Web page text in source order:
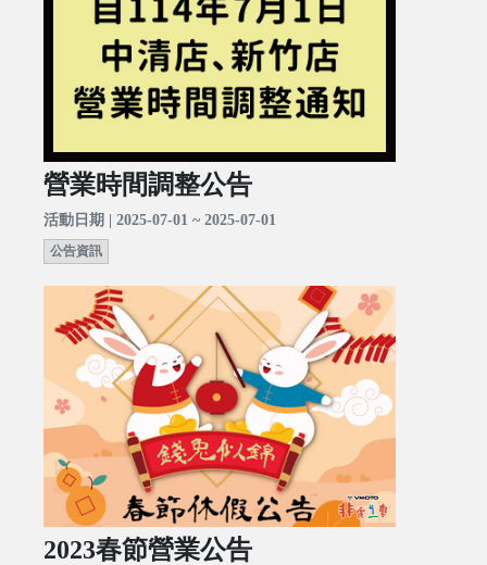
營業時間調整公告
活動日期 | 2025-07-01 ~ 2025-07-01
公告資訊
2023春節營業公告